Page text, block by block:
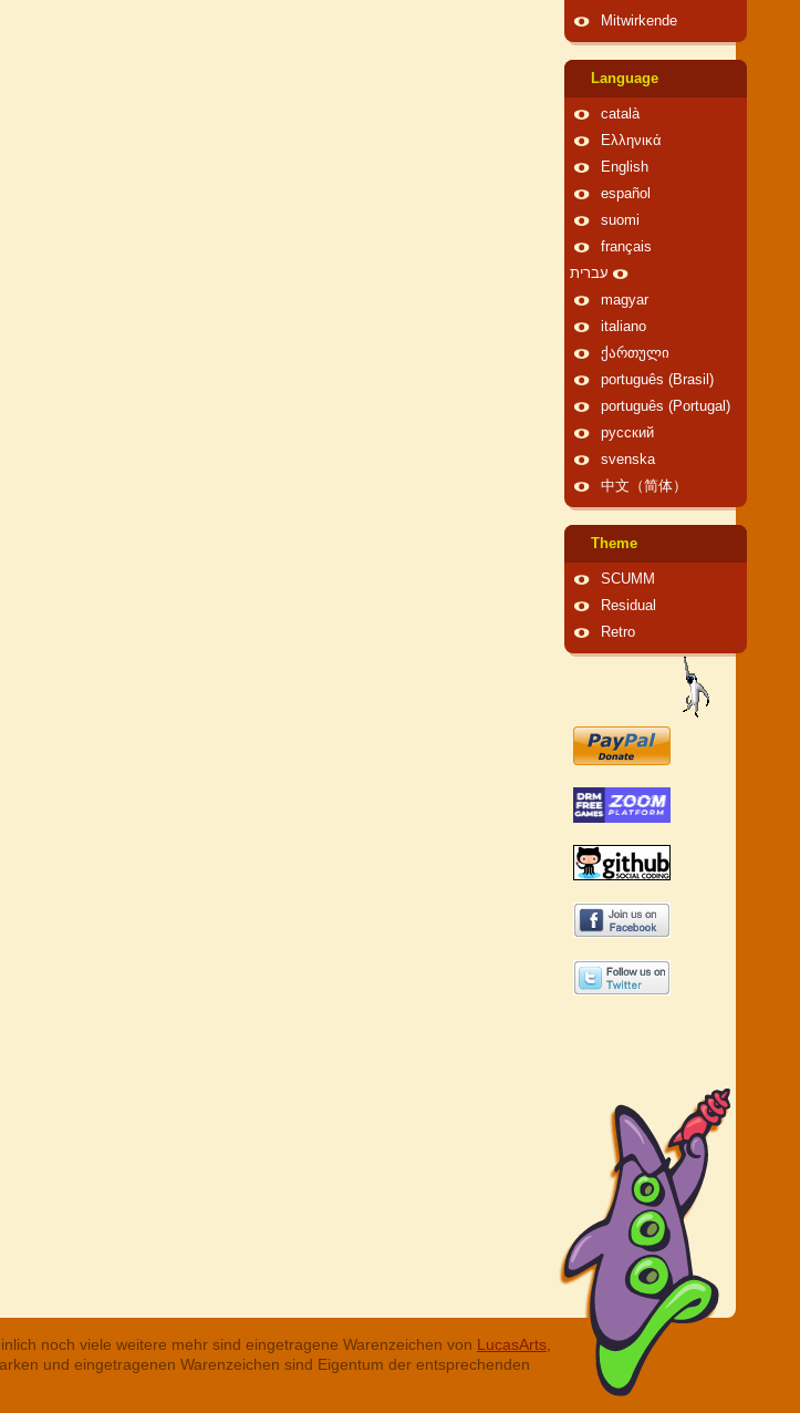
Mitwirkende
Language
català
Ελληνικά
English
español
suomi
français
עברית
magyar
italiano
ქართული
português (Brasil)
português (Portugal)
русский
svenska
中文（简体）
Theme
SCUMM
Residual
Retro
noch viele weitere mehr sind eingetragene Warenzeichen von LucasArts,
und eingetragenen Warenzeichen sind Eigentum der entsprechenden